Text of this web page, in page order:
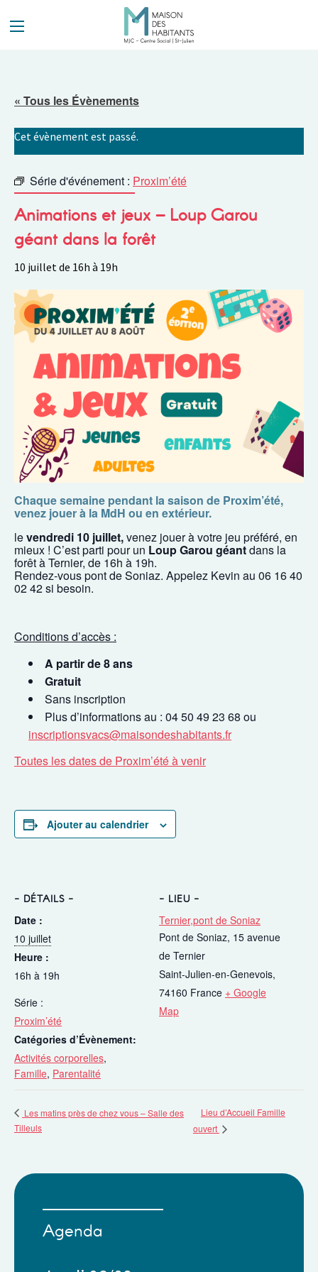
« Tous les Évènements
Cet évènement est passé.
Série d'événement : Proxim’été
Animations et jeux – Loup Garou
géant dans la forêt
10 juillet de 16h à 19h
Chaque semaine pendant la saison de Proxim’été,
venez jouer à la MdH ou en extérieur.
levendredi 10 juillet,venez jouer à votre jeu préféré, en
mieux ! C’est parti pour un Loup Garou géantdans la
forêt à Ternier, de 16h à 19h.
Rendez-vous pont de Soniaz. Appelez Kevin au 06 16 40
02 42 si besoin.
Conditions d’accès :
A partir de 8 ans
Gratuit
Sans inscription
Plus d’informations au : 04 50 49 23 68 ou
inscriptionsvacs@maisondeshabitants.fr
Toutes les dates de Proxim’été à venir
Ajouter au calendrier
DÉTAILS
Date :
10 juillet
Heure :
16h à 19h
Série :
Proxim’été
Catégories d’Évènement:
Activités corporelles,
Famille, Parentalité
LIEU
Ternier,pont de Soniaz
Pont de Soniaz, 15 avenue
de Ternier
Saint-Julien-en-Genevois,
74160 France + Google
Map
Les matins près de chez vous – Salle des
Tilleuls
Lieu d’Accueil Famille
ouvert
Agenda
Panneau de gestion des cookies